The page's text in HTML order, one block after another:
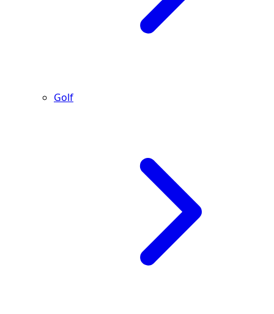
Golf